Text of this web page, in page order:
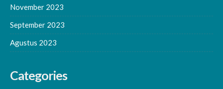
November 2023
September 2023
Agustus 2023
Categories